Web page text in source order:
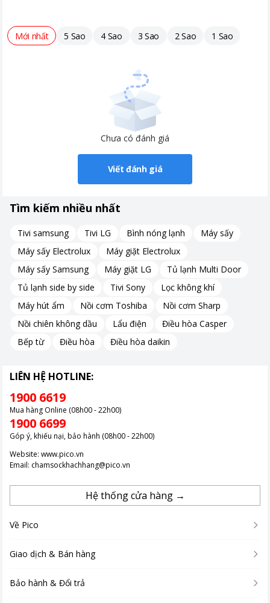
Mới nhất 5 Sao 4 Sao 3 Sao 2 Sao 1 Sao
Chưa có đánh giá
Viết đánh giá
Tìm kiếm nhiều nhất
Tivi samsung Tivi LG Bình nóng lạnh
Máy sấy
Máy sấy Electrolux
Máy giặt Electrolux
Máy sấy Samsung
Máy giặt LG
Tủ lạnh Multi Door
Tủ lạnh side by side
Tivi Sony
Lọc không khí
Máy hút ẩm
Nồi cơm Toshiba
Nồi cơm Sharp
Nồi chiên không dầu
Lẩu điện
Điều hòa Casper
Bếp từ
Điều hòa Điều hòa daikin
LIÊN HỆ HOTLINE:
1900 6619
Mua hàng Online (08h00 - 22h00)
1900 6699
Góp ý, khiếu nại, bảo hành (08h00 - 22h00)
Website: www.pico.vn
Email: chamsockhachhang@pico.vn
Hệ thống cửa hàng →
Về Pico
Giao dịch & Bán hàng
Bảo hành & Đổi trả